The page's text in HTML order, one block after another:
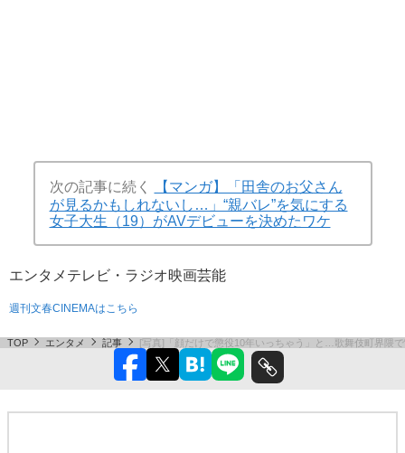
次の記事に続く
【マンガ】「田舎のお父さん
が見るかもしれないし…」“親バレ”を気にする
女子大生（19）がAVデビューを決めたワケ
エンタメ テレビ・ラジオ映画芸能
週刊文春CINEMAはこちら
TOP エンタメ 記事 [写真]「顔だけで懲役10年いっちゃう」と…歌舞伎町界隈